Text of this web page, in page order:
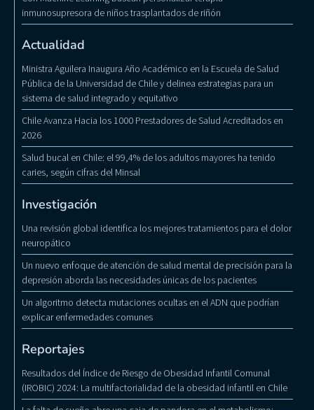
inmunosupresora de niños trasplantados de riñón
Actualidad
Ministra Aguilera Inaugura Año Académico en la Escuela de Salud
Pública de la Universidad de Chile y delinea estrategias para un
sistema de salud integrado y equitativo
Chile Avanza Hacia los 1000 Prestadores de Salud Acreditados en
2026
Salud bucal en Chile: el 99,4% de los adultos mayores ha tenido
caries, según cifras del Minsal
Investigación
Una revisión global identifica los mejores tratamientos para el dolor
neuropático
Un nuevo enfoque de atención de salud mental de precisión para la
depresión aborda las necesidades únicas de los pacientes
Un algoritmo detecta mutaciones ocultas en el ADN que podrían
explicar enfermedades comunes
Reportajes
Resultados del Índice de Riesgo de Obesidad Infantil Comunal
(IROBIC) 2024: La multifactorialidad de la obesidad infantil en Chile